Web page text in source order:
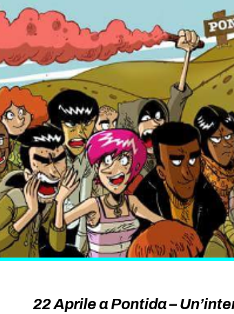
22 Aprile a Pontida –